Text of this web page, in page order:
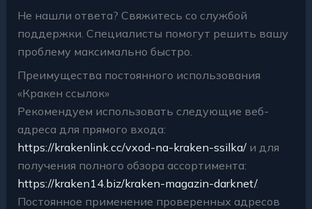
Не нашли ответа? Свяжитесь со службой
поддержки. Специалисты помогут решить вашу
проблему максимально быстро.
Преимущества постоянного использования
«Кракен ссылок»
Рекомендуем использовать следующие веб-
адреса для прямого входа:
https://krakenlink.cc/vxod-na-kraken-ssilka/и для
получения полного обзора ассортимента:
https://kraken14.biz/kraken-magazin-darknet/.
Постоянное применение проверенных адресов